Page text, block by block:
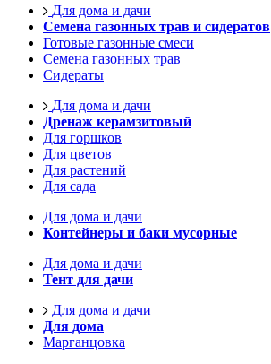
Для дома и дачи
Семена газонных трав и сидератов
Готовые газонные смеси
Семена газонных трав
Сидераты
Для дома и дачи
Дренаж керамзитовый
Для горшков
Для цветов
Для растений
Для сада
Для дома и дачи
Контейнеры и баки мусорные
Для дома и дачи
Тент для дачи
Для дома и дачи
Для дома
Марганцовка